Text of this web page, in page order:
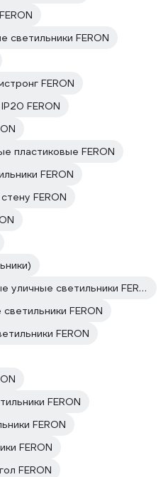
светильники FERON
FERON
FERON
пластиковые FERON
FERON
FERON
Светодиодные консольные уличные светильники FERON
FERON
FERON
FERON
FERON
FERON
FERON